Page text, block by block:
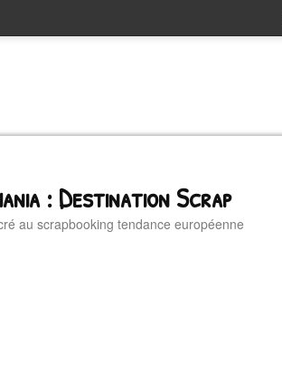
: Destination Scrap
au scrapbooking tendance européenne